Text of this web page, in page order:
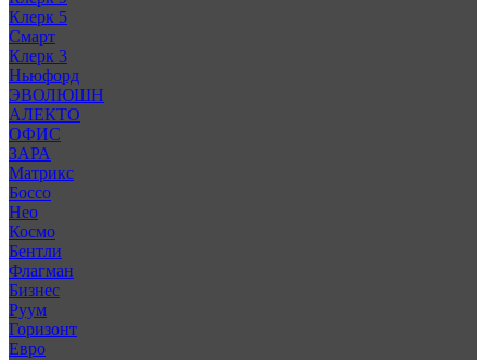
Клерк 5
Смарт
Клерк 3
Ньюфорд
ЭВОЛЮШН
АЛЕКТО
ОФИС
ЗАРА
Матрикс
Боссо
Нео
Космо
Бентли
Флагман
Бизнес
Руум
Горизонт
Евро